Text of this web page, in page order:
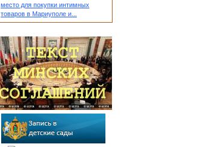
место для покупки интимных
товаров в Мариуполе и...